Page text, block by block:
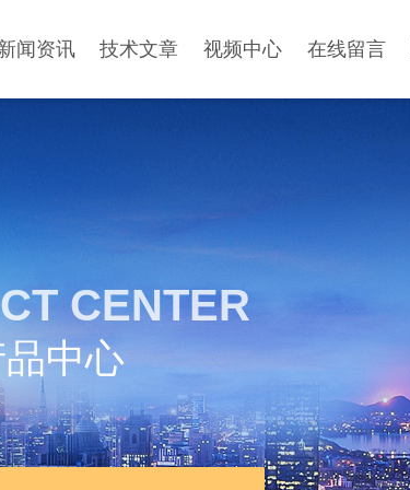
闻资讯 技术文章 视频中心 在线留言
CENTER
品中心